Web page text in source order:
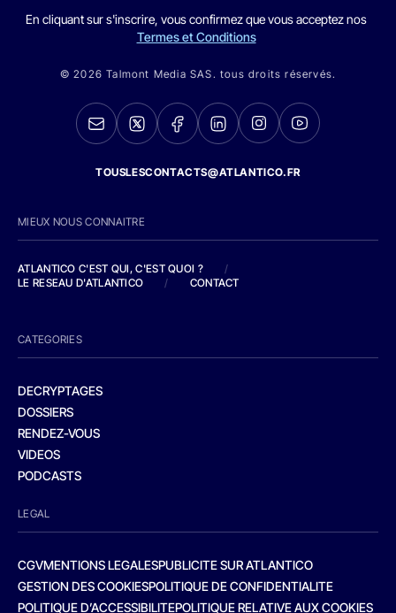
En cliquant sur s'inscrire, vous confirmez que vous acceptez nos
Termes et Conditions
© 2026 Talmont Media SAS. tous droits réservés.
TOUSLESCONTACTS@ATLANTICO.FR
MIEUX NOUS CONNAITRE
ATLANTICO C'EST QUI, C'EST QUOI ?
/
LE RESEAU D'ATLANTICO
/ CONTACT
CATEGORIES
DECRYPTAGES
DOSSIERS
RENDEZ-VOUS
VIDEOS
PODCASTS
LEGAL
CGVMENTIONS LEGALESPUBLICITE SUR ATLANTICO
GESTION DES COOKIESPOLITIQUE DE CONFIDENTIALITE
POLITIQUE D’ACCESSIBILITEPOLITIQUE RELATIVE AUX COOKIES